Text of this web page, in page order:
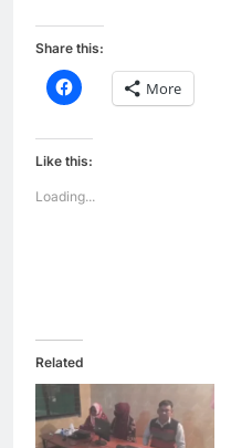
Share this:
Click
to
Facebook
(Opens
in
window)
More
Like this:
Loading...
Related